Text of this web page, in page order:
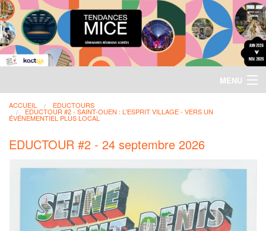
MENU
EDUCTOURS
INSCRIPTION
ACCUEIL EDUCTOURS
EDUCTOUR #2 - SAINT-OUEN : L'ESPRIT VILLAGE - VERS UN
ÉVÉNEMENTIEL PLUS LOCAL
EDUCTOUR #2 - 24 septembre 2026